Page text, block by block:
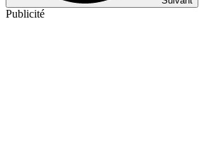
Publicité